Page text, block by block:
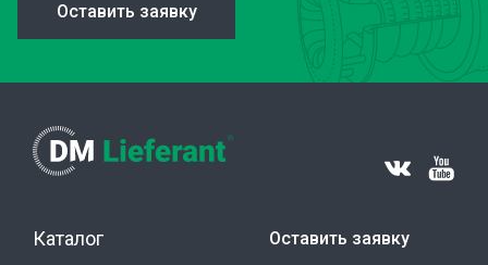
Оставить заявку
Каталог Оставить заявку